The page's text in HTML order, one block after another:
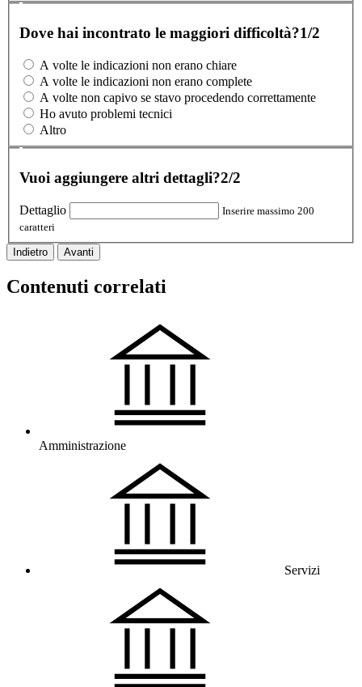
Dove hai incontrato le maggiori difficoltà?1/2
A volte le indicazioni non erano chiare
A volte le indicazioni non erano complete
A volte non capivo se stavo procedendo correttamente
Ho avuto problemi tecnici
Altro
Vuoi aggiungere altri dettagli?2/2
Dettaglio
Inserire massimo 200
caratteri
Indietro Avanti
Contenuti correlati
Amministrazione
Servizi